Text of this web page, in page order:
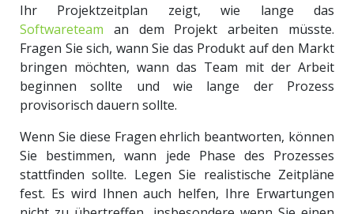
Ihr Projektzeitplan zeigt, wie lange das
Softwareteam an dem Projekt arbeiten müsste.
Fragen Sie sich, wann Sie das Produkt auf den Markt
bringen möchten, wann das Team mit der Arbeit
beginnen sollte und wie lange der Prozess
provisorisch dauern sollte.
Wenn Sie diese Fragen ehrlich beantworten, können
Sie bestimmen, wann jede Phase des Prozesses
stattfinden sollte. Legen Sie realistische Zeitpläne
fest. Es wird Ihnen auch helfen, Ihre Erwartungen